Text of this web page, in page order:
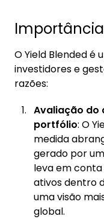
O Yield Blended
investidores e
razões:
Avaliação do
portfólio: O
medida
gerado por
leva em
ativos dentro
uma visão
global.